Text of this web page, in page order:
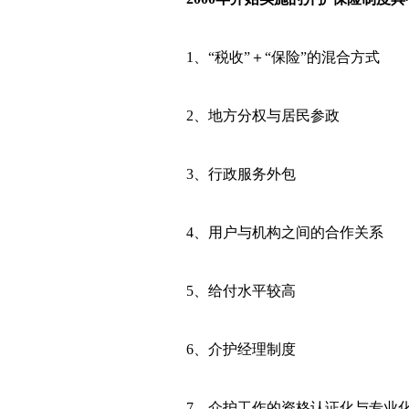
1、“税收”＋“保险”的混合方式
2、地方分权与居民参政
3、行政服务外包
4、用户与机构之间的合作关系
5、给付水平较高
6、介护经理制度